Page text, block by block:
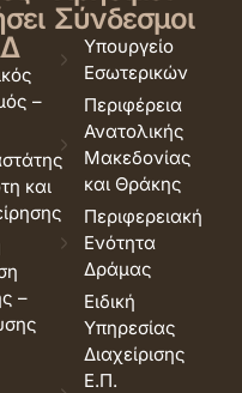
–
και
–
Σύνδεσμοι
Υπουργείο
Εσωτερικών
Περιφέρεια
Ανατολικής
Μακεδονίας
και Θράκης
Περιφερειακή
Ενότητα
Δράμας
Ειδική
Υπηρεσίας
Διαχείρισης
Ε.Π.